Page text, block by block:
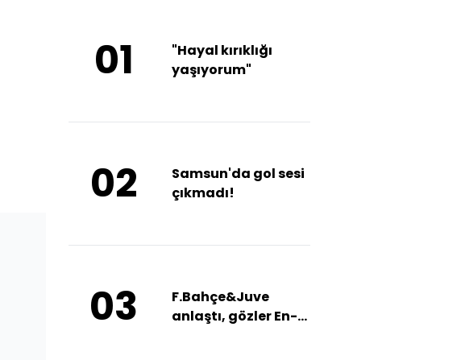
01
"Hayal kırıklığı
yaşıyorum"
02
Samsun'da gol sesi
çıkmadı!
03
F.Bahçe&Juve
anlaştı, gözler En-